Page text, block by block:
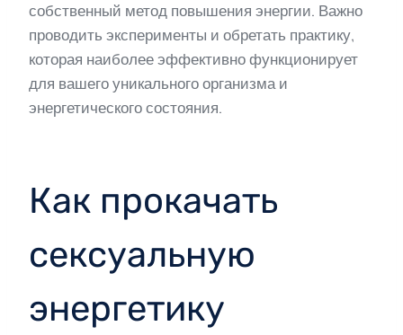
собственный метод повышения энергии. Важно
проводить эксперименты и обретать практику,
которая наиболее эффективно функционирует
для вашего уникального организма и
энергетического состояния.
Как прокачать
сексуальную
энергетику